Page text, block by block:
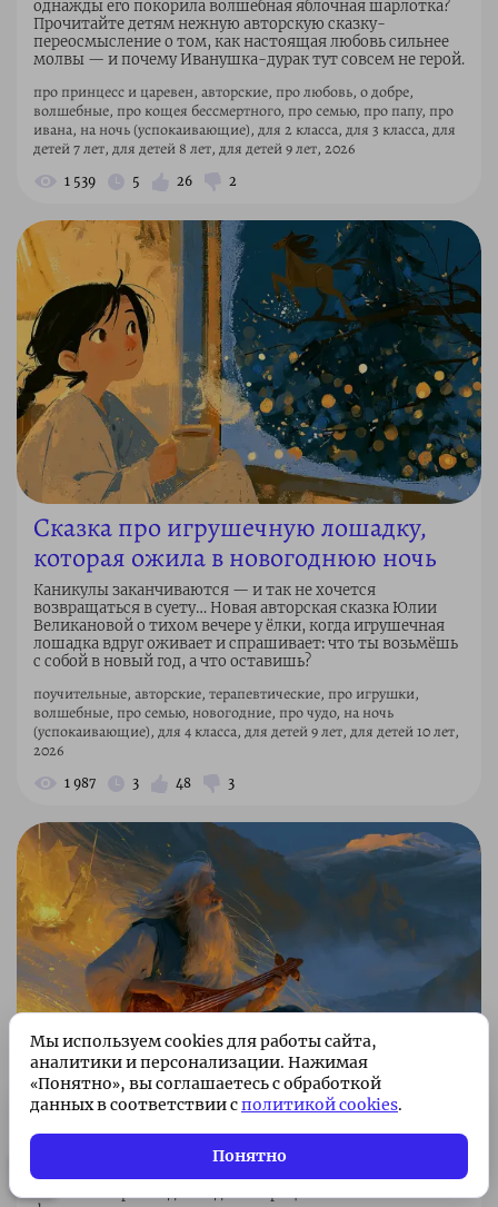
однажды его покорила волшебная яблочная шарлотка?
Прочитайте детям нежную авторскую сказку-
переосмысление о том, как настоящая любовь сильнее
молвы — и почему Иванушка-дурак тут совсем не герой.
про принцесс и царевен, авторские, про любовь, о добре,
волшебные, про кощея бессмертного, про семью, про папу, про
ивана, на ночь (успокаивающие), для 2 класса, для 3 класса, для
детей 7 лет, для детей 8 лет, для детей 9 лет, 2026
1 539 5 26 2
Сказка про игрушечную лошадку,
которая ожила в новогоднюю ночь
Каникулы заканчиваются — и так не хочется
возвращаться в суету… Новая авторская сказка Юлии
Великановой о тихом вечере у ёлки, когда игрушечная
лошадка вдруг оживает и спрашивает: что ты возьмёшь
с собой в новый год, а что оставишь?
поучительные, авторские, терапевтические, про игрушки,
волшебные, про семью, новогодние, про чудо, на ночь
(успокаивающие), для 4 класса, для детей 9 лет, для детей 10 лет,
2026
1 987 3 48 3
Песнь о нартах: древний эпос
Кавказа для детей
Высоко в горах сидит седой старец с волшебным
Мы используем cookies для работы сайта,
аналитики и персонализации. Нажимая
«Понятно», вы соглашаетесь с обработкой
данных в соответствии сполитикой cookies.
Понятно